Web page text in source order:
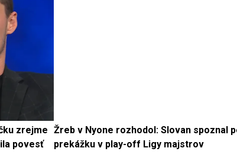
zrejme
povesť
Žreb v Nyone rozhodol: Slovan spoznal
prekážku v play-off Ligy majstrov